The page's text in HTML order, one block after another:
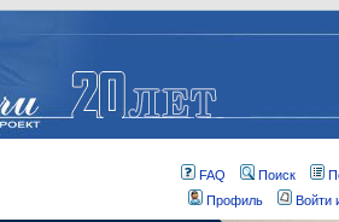
FAQ Поиск
Профиль
Войти